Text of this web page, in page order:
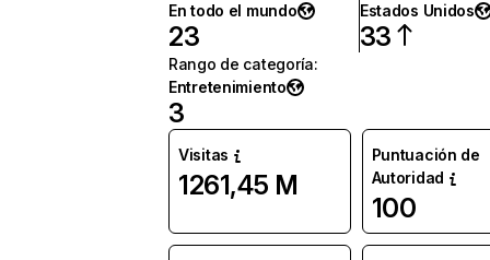
En todo el mundo
23
Estados Unidos
33
Rango de categoría:
Entretenimiento
3
Visitas
1261,45 M
Puntuación de
Autoridad
100